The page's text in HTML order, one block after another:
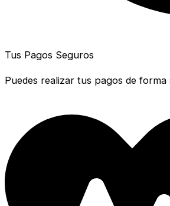
Tus Pagos Seguros
Puedes realizar tus pagos de forma